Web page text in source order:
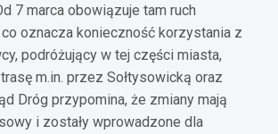
7 marca obowiązuje tam ruch
oznacza konieczność korzystania z
podróżujący w tej części miasta,
m.in. przez Sołtysowicką oraz
Dróg przypomina, że zmiany mają
i zostały wprowadzone dla